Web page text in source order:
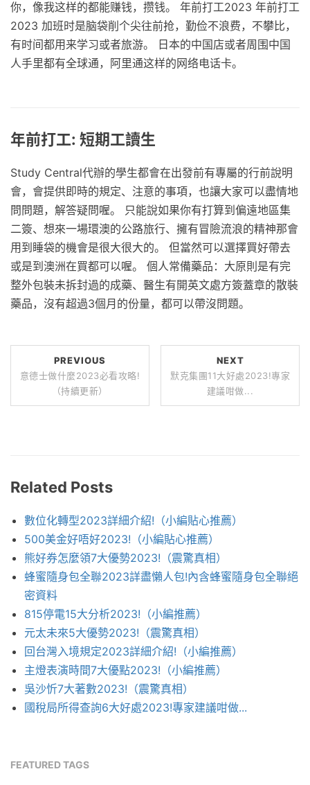
你，像我这样的都能赚钱，攒钱。 年前打工2023 年前打工
2023 加班时是脑袋削个尖往前抢，勤俭不浪费，不攀比，
有时间都用来学习或者旅游。 日本的中国店或者周围中国
人手里都有全球通，阿里通这样的网络电话卡。
年前打工: 短期工讀生
Study Central代辦的學生都會在出發前有專屬的行前說明
會，會提供即時的規定、注意的事項，也讓大家可以盡情地
問問題，解答疑問喔。 只能說如果你有打算到偏遠地區集
二簽、想來一場環澳的公路旅行、擁有冒險流浪的精神那會
用到睡袋的機會是很大很大的。 但當然可以選擇買好帶去
或是到澳洲在買都可以喔。 個人常備藥品：大原則是有完
整外包裝未拆封過的成藥、醫生有開英文處方簽蓋章的散裝
藥品，沒有超過3個月的份量，都可以帶沒問題。
PREVIOUS
意德士做什麼2023必看攻略!
（持續更新）
NEXT
默克集團11大好處2023!專家
建議咁做...
Related Posts
數位化轉型2023詳細介紹!（小編貼心推薦）
500美金好唔好2023!（小編貼心推薦）
熊好券怎麼領7大優勢2023!（震驚真相）
蜂蜜隨身包全聯2023詳盡懶人包!內含蜂蜜隨身包全聯絕
密資料
815停電15大分析2023!（小編推薦）
元太未來5大優勢2023!（震驚真相）
回台灣入境規定2023詳細介紹!（小編推薦）
主燈表演時間7大優點2023!（小編推薦）
吳沙忻7大著數2023!（震驚真相）
國稅局所得查詢6大好處2023!專家建議咁做...
FEATURED TAGS